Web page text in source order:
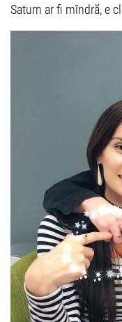
Saturn ar fi mîndră, e